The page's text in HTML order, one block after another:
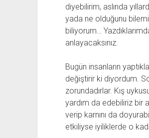
diyebilirim, aslında
yada ne olduğunu
biliyorum…
anlayacaksınız.
Bugün insanların
değiştirir ki diyordum.
zorundadırlar. Kış
yardım da edebiliriz bir
verip karnını da
etkiliyse iyiliklerde o